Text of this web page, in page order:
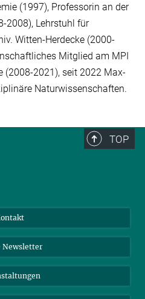
(1997), Professorin an der
2008), Lehrstuhl für
Witten-Herdecke (2000-
Mitglied am MPI
(2008-2021), seit 2022 Max-
Naturwissenschaften.
TOP
Newsletter